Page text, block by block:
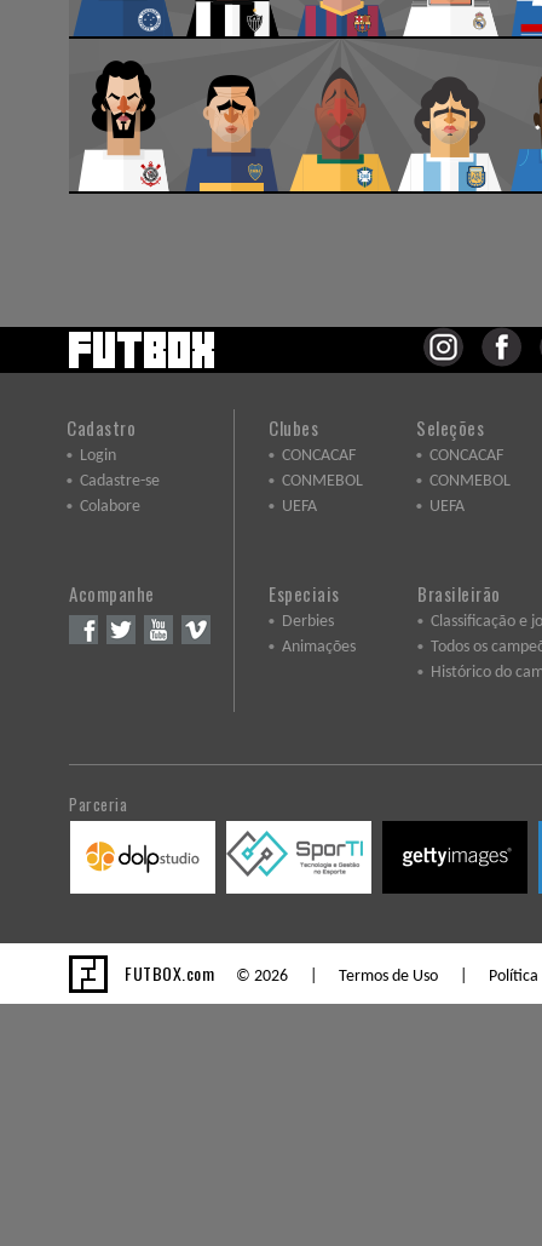
Cadastro
Login
Cadastre-se
Colabore
Acompanhe
Clubes
CONCACAF
CONMEBOL
UEFA
Seleções
CONCACAF
CONMEBOL
UEFA
Especiais
Derbies
Animações
Brasileirão
Classificação e
Todos os
Histórico do
Parceria
FUTBOX.com © 2026 | Termos de Uso Política